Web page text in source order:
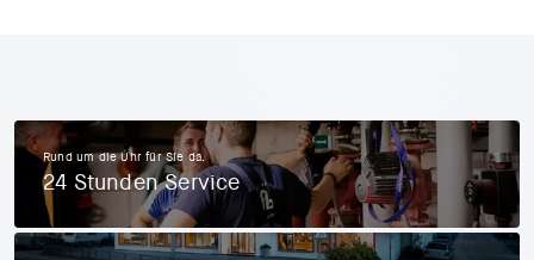
Rund um die Uhr für Sie da.
24 Stunden Service